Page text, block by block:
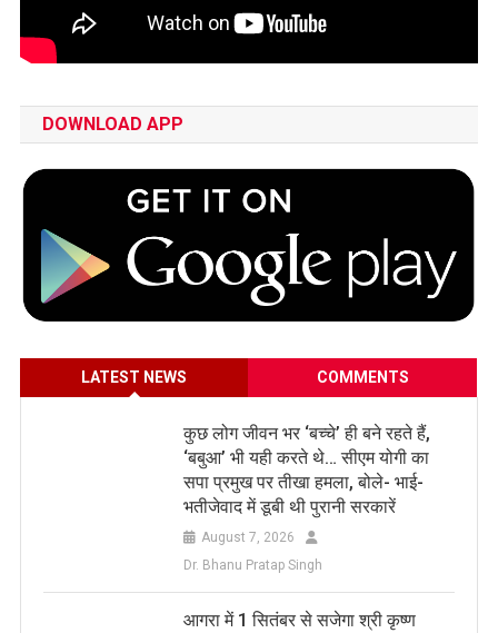
DOWNLOAD APP
LATEST NEWS COMMENTS
कुछ लोग जीवन भर ‘बच्चे’ ही बने रहते हैं,
‘बबुआ’ भी यही करते थे… सीएम योगी का
सपा प्रमुख पर तीखा हमला, बोले- भाई-
भतीजेवाद में डूबी थी पुरानी सरकारें
August 7, 2026
Dr. Bhanu Pratap Singh
आगरा में 1 सितंबर से सजेगा श्री कृष्ण